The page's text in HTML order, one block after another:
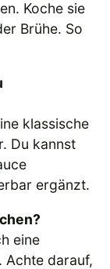
Koche sie
Brühe. So
klassische
Du kannst
ergänzt.
eine
Achte darauf,